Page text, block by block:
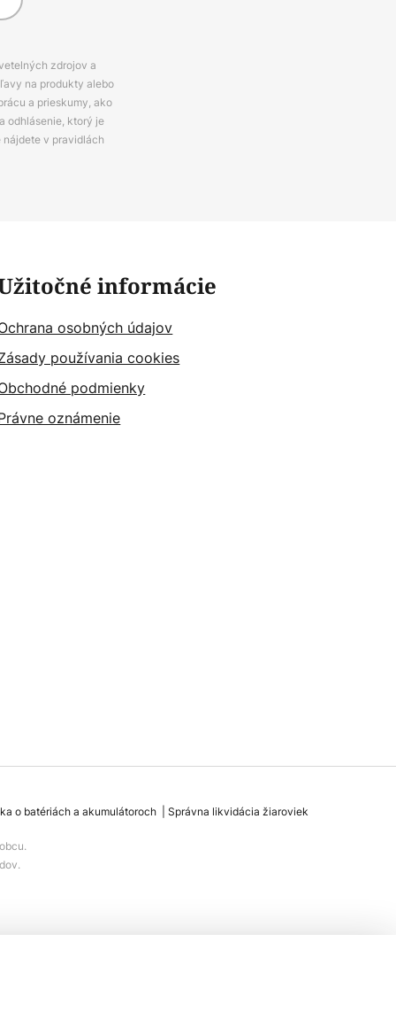
zdrojov a
na produkty alebo
a prieskumy, ako
odhlásenie, ktorý je
nájdete v pravidlách
informácie
osobných údajov
používania cookies
podmienky
oznámenie
o batériách a akumulátoroch Správna likvidácia žiaroviek